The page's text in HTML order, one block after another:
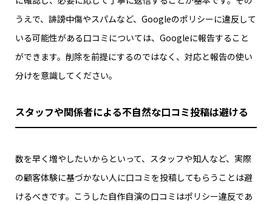
うえで、誹謗中傷やスパムなど、Googleのポリシーに違反して
いる可能性がある口コミについては、Googleに報告すること
ができます。削除を前提にするのではなく、対応と報告の使い
分けを意識してください。
スタッフや関係者による不自然な口コミ投稿は避ける
数を早く増やしたいからといって、スタッフや知人など、実際
の顧客体験に基づかない人に口コミを投稿してもらうことは避
けるべきです。こうした自作自演の口コミはポリシー違反であ